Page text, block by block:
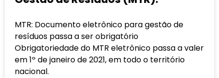
MTR: Documento eletrônico para gestão de
resíduos passa a ser obrigatório
Obrigatoriedade do MTR eletrônico passa a valer
em 1º de janeiro de 2021, em todo o território
nacional.